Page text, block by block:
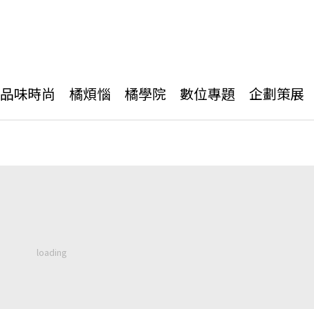
品味時尚 橘煩惱 橘學院 數位專題 企劃策展